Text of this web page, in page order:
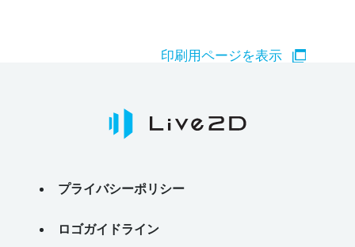
印刷用ページを表示
プライバシーポリシー
ロゴガイドライン